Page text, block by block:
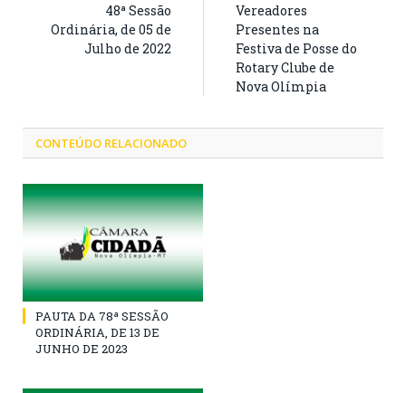
48ª Sessão
Ordinária, de 05 de
Julho de 2022
Vereadores
Presentes na
Festiva de Posse do
Rotary Clube de
Nova Olímpia
CONTEÚDO RELACIONADO
PAUTA DA 78ª SESSÃO
ORDINÁRIA, DE 13 DE
JUNHO DE 2023